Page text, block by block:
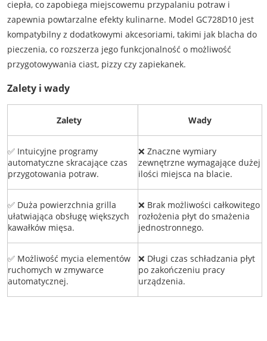
ciepła, co zapobiega miejscowemu przypalaniu potraw i
zapewnia powtarzalne efekty kulinarne. Model GC728D10 jest
kompatybilny z dodatkowymi akcesoriami, takimi jak blacha do
pieczenia, co rozszerza jego funkcjonalność o możliwość
przygotowywania ciast, pizzy czy zapiekanek.
Zalety i wady
Zalety Wady
✅ Intuicyjne programy
automatyczne skracające czas
przygotowania potraw.
❌ Znaczne wymiary
zewnętrzne wymagające dużej
ilości miejsca na blacie.
✅ Duża powierzchnia grilla
ułatwiająca obsługę większych
kawałków mięsa.
❌ Brak możliwości całkowitego
rozłożenia płyt do smażenia
jednostronnego.
✅ Możliwość mycia elementów
ruchomych w zmywarce
automatycznej.
❌ Długi czas schładzania płyt
po zakończeniu pracy
urządzenia.